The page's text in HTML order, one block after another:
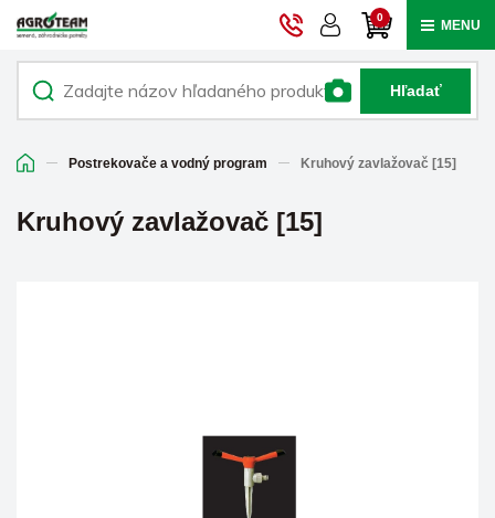
0 MENU
Hľadať
Postrekovače a vodný program Kruhový zavlažovač [15]
Kruhový zavlažovač [15]